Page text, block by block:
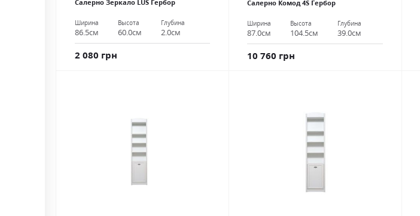
Салерно Зеркало LUS Гербор
Ширина
86.5см
Высота
60.0см
Глубина
2.0см
2 080 грн
Салерно Комод 4S Гербор
Ширина
87.0см
Высота
104.5см
Глубина
39.0см
10 760 грн